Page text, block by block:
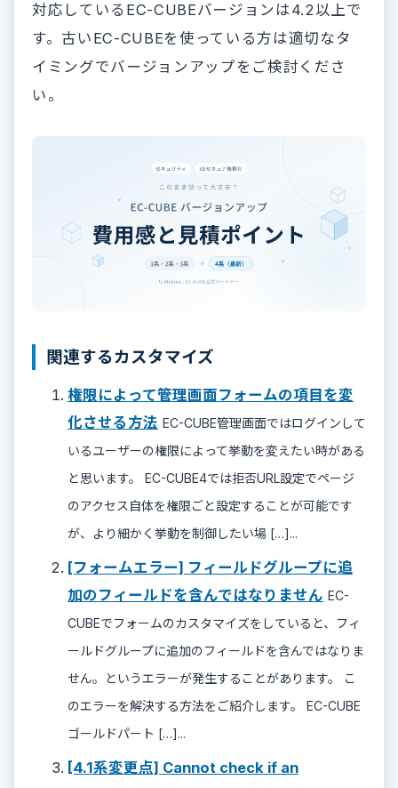
対応しているEC-CUBEバージョンは4.2以上で
す。古いEC-CUBEを使っている方は適切なタ
イミングでバージョンアップをご検討くださ
い。
関連するカスタマイズ
権限によって管理画面フォームの項目を変
化させる方法 EC-CUBE管理画面ではログインして
いるユーザーの権限によって挙動を変えたい時がある
と思います。 EC-CUBE4では拒否URL設定でページ
のアクセス自体を権限ごと設定することが可能です
が、より細かく挙動を制御したい場 […]...
[フォームエラー] フィールドグループに追
加のフィールドを含んではなりません EC-
CUBEでフォームのカスタマイズをしていると、フィ
ールドグループに追加のフィールドを含んではなりま
せん。というエラーが発生することがあります。 こ
のエラーを解決する方法をご紹介します。 EC-CUBE
ゴールドパート […]...
[4.1系変更点] Cannot check if an